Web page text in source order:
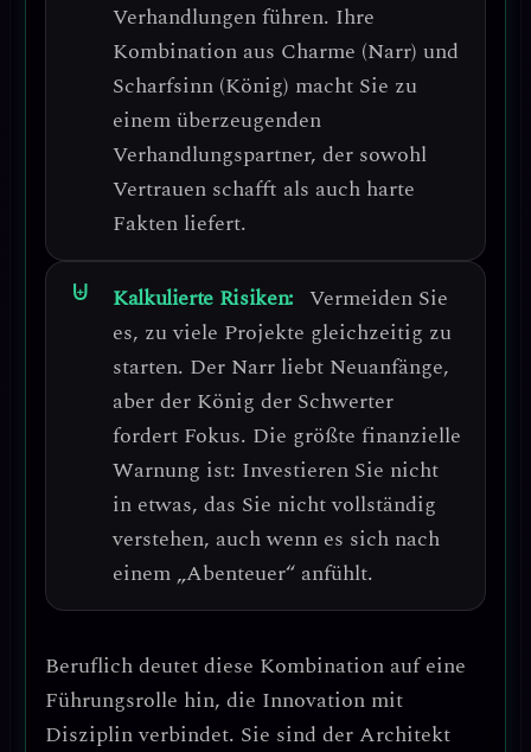
Verhandlungen führen. Ihre
Kombination aus Charme (Narr) und
Scharfsinn (König) macht Sie zu
einem überzeugenden
Verhandlungspartner, der sowohl
Vertrauen schafft als auch harte
Fakten liefert.
Kalkulierte Risiken: Vermeiden Sie
es, zu viele Projekte gleichzeitig zu
starten. Der Narr liebt Neuanfänge,
aber der König der Schwerter
fordert Fokus. Die größte finanzielle
Warnung ist: Investieren Sie nicht
in etwas, das Sie nicht vollständig
verstehen, auch wenn es sich nach
einem „Abenteuer“ anfühlt.
Beruflich deutet diese Kombination auf eine
Führungsrolle hin, die Innovation mit
Disziplinverbindet. Sie sind der Architekt